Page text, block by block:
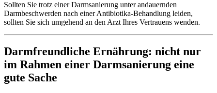
Sollten Sie trotz einer Darmsanierung unter andauernden
Darmbeschwerden nach einer Antibiotika-Behandlung leiden,
sollten Sie sich umgehend an den Arzt Ihres Vertrauens wenden.
Darmfreundliche Ernährung: nicht nur
im Rahmen einer Darmsanierung eine
gute Sache